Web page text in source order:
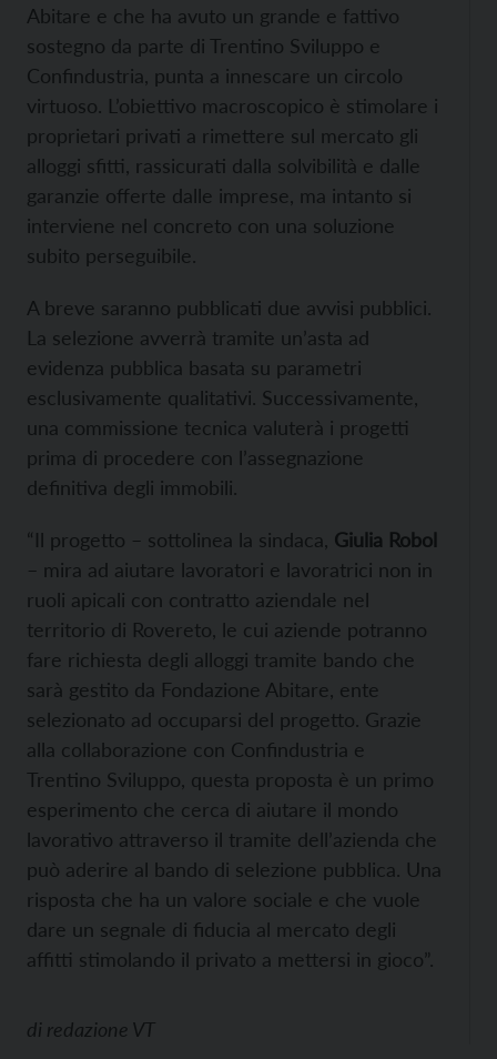
Abitare e che ha avuto un grande e fattivo
sostegno da parte di Trentino Sviluppo e
Confindustria, punta a innescare un circolo
virtuoso. L’obiettivo macroscopico è stimolare i
proprietari privati a rimettere sul mercato gli
alloggi sfitti, rassicurati dalla solvibilità e dalle
garanzie offerte dalle imprese, ma intanto si
interviene nel concreto con una soluzione
subito perseguibile.
A breve saranno pubblicati due avvisi pubblici.
La selezione avverrà tramite un’asta ad
evidenza pubblica basata su parametri
esclusivamente qualitativi. Successivamente,
una commissione tecnica valuterà i progetti
prima di procedere con l’assegnazione
definitiva degli immobili.
“Il progetto – sottolinea la sindaca, Giulia Robol
– mira ad aiutare lavoratori e lavoratrici non in
ruoli apicali con contratto aziendale nel
territorio di Rovereto, le cui aziende potranno
fare richiesta degli alloggi tramite bando che
sarà gestito da Fondazione Abitare, ente
selezionato ad occuparsi del progetto. Grazie
alla collaborazione con Confindustria e
Trentino Sviluppo, questa proposta è un primo
esperimento che cerca di aiutare il mondo
lavorativo attraverso il tramite dell’azienda che
può aderire al bando di selezione pubblica. Una
risposta che ha un valore sociale e che vuole
dare un segnale di fiducia al mercato degli
affitti stimolando il privato a mettersi in gioco”.
di redazione VT